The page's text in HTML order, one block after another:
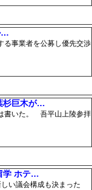
…
事業者を公募し優先交渉
杉巨木が…
書いた。 吾平山上陵参拝
学 ホテ…
い議会構成も決まった